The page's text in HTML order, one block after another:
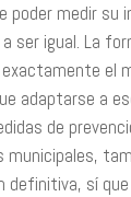
poder medir su
ser igual. La
el
adaptarse a
de
municipales,
definitiva, sí